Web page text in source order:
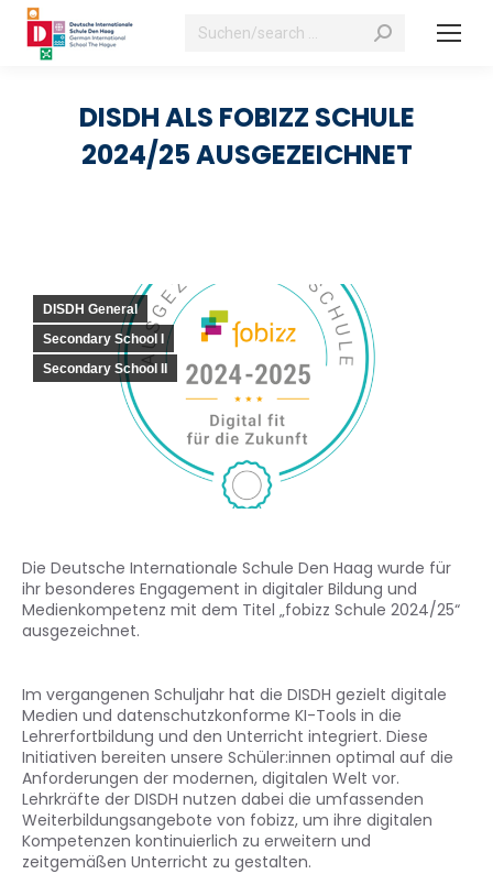
Search:
DISDH ALS FOBIZZ SCHULE
2024/25 AUSGEZEICHNET
DISDH General
Secondary School I
Secondary School II
Die Deutsche Internationale Schule Den Haag wurde für
ihr besonderes Engagement in digitaler Bildung und
Medienkompetenz mit dem Titel „fobizz Schule 2024/25“
ausgezeichnet.
Im vergangenen Schuljahr hat die DISDH gezielt digitale
Medien und datenschutzkonforme KI-Tools in die
Lehrerfortbildung und den Unterricht integriert. Diese
Initiativen bereiten unsere Schüler:innen optimal auf die
Anforderungen der modernen, digitalen Welt vor.
Lehrkräfte der DISDH nutzen dabei die umfassenden
Weiterbildungsangebote von fobizz, um ihre digitalen
Kompetenzen kontinuierlich zu erweitern und
zeitgemäßen Unterricht zu gestalten.